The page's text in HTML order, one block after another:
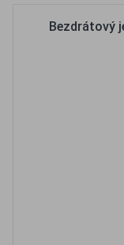
Bezdrátový